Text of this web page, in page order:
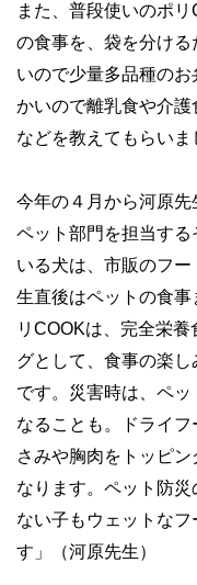
また、普段使いのポ
の食事を、袋を分け
いので少量多品種の
かいので離乳食や介
などを教えてもらいま
今年の４月から河原
ペット部門を担当す
いる犬は、市販のフ
生直後はペットの食
リCOOKは、完全栄
グとして、食事の楽
です。災害時は、ペ
なることも。ドライ
さみや胸肉をトッピ
なります。ペット防
ない子もウェットな
す」（河原先生）